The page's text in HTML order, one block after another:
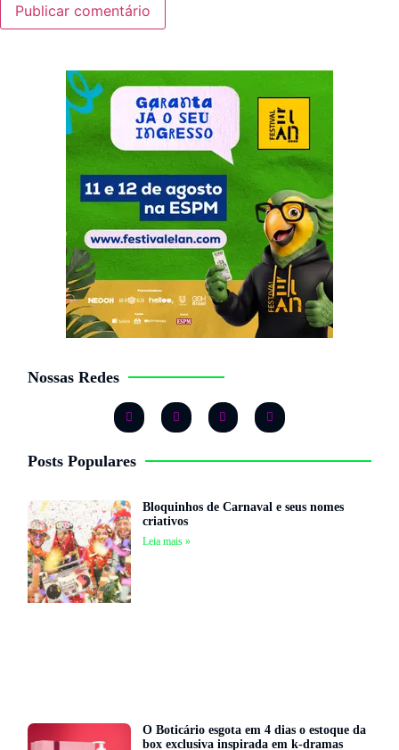
Nossas Redes
Posts Populares
Bloquinhos de Carnaval e seus nomes
criativos
Leia mais »
O Boticário esgota em 4 dias o estoque da
box exclusiva inspirada em k-dramas